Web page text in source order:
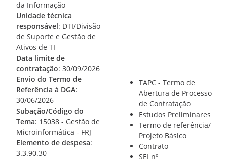
da Informação
Unidade técnica
responsável: DTI/Divisão
de Suporte e Gestão de
Ativos de TI
Data limite de
contratação: 30/09/2026
Envio do Termo de
Referência à DGA:
30/06/2026
Subação/Código do
Tema: 15038 - Gestão de
Microinformática - FRJ
Elemento de despesa:
3.3.90.30
TAPC - Termo de
Abertura de Processo
de Contratação
Estudos Preliminares
Termo de referência/
Projeto Básico
Contrato
SEI nº